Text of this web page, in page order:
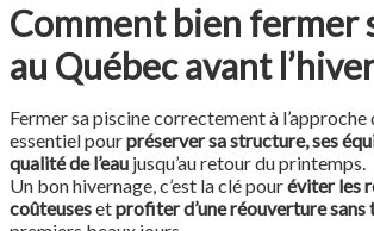
Comment bien fermer
au Québec avant
Fermer sa piscine correctement à l’approche
essentiel pourpréserver sa structure, ses
qualité de l’eau jusqu’au retour du printemps.
Un bon hivernage, c’est la clé pouréviter les
coûteusesetprofiter d’une réouverture sans